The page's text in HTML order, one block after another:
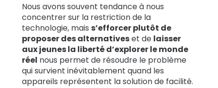
Nous avons souvent tendance à nous
concentrer sur la restriction de la
technologie, mais s’efforcer plutôt de
proposer des alternativeset de laisser
aux jeunes la liberté d’explorer le monde
réel nous permet de résoudre le problème
qui survient inévitablement quand les
appareils représentent la solution de facilité.